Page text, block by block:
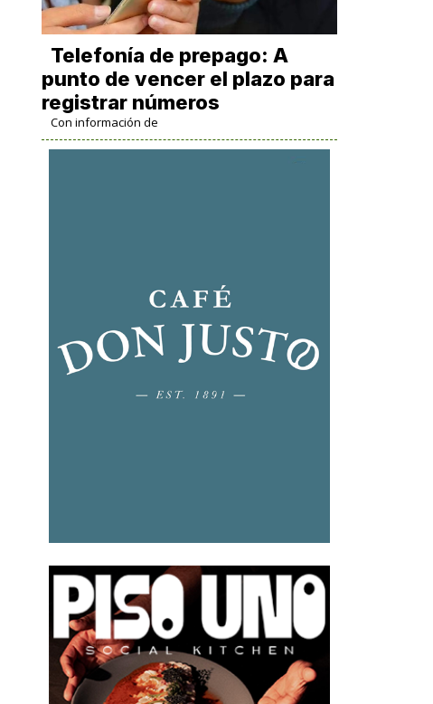
Telefonía de prepago: A
punto de vencer el plazo para
registrar números
Con información de